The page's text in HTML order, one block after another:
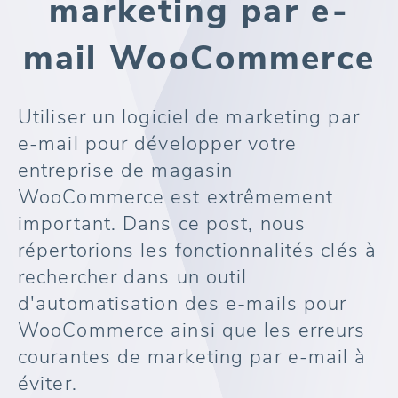
marketing par e-
mail WooCommerce
Utiliser un logiciel de marketing par
e-mail pour développer votre
entreprise de magasin
WooCommerce est extrêmement
important. Dans ce post, nous
répertorions les fonctionnalités clés à
rechercher dans un outil
d'automatisation des e-mails pour
WooCommerce ainsi que les erreurs
courantes de marketing par e-mail à
éviter.